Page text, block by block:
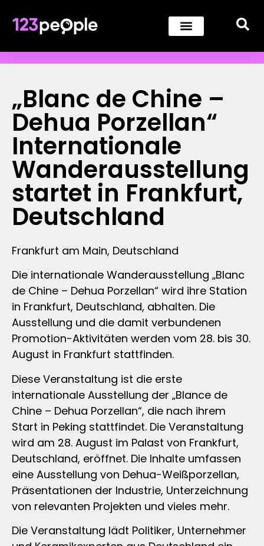
„Blanc de Chine –
Dehua Porzellan“
Internationale
Wanderausstellung
startet in Frankfurt,
Deutschland
Frankfurt am Main, Deutschland
Die internationale Wanderausstellung „Blanc
de Chine – Dehua Porzellan“ wird ihre Station
in Frankfurt, Deutschland, abhalten. Die
Ausstellung und die damit verbundenen
Promotion-Aktivitäten werden vom 28. bis 30.
August in Frankfurt stattfinden.
Diese Veranstaltung ist die erste
internationale Ausstellung der „Blance de
Chine – Dehua Porzellan“, die nach ihrem
Start in Peking stattfindet. Die Veranstaltung
wird am 28. August im Palast von Frankfurt,
Deutschland, eröffnet. Die Inhalte umfassen
eine Ausstellung von Dehua-Weißporzellan,
Präsentationen der Industrie, Unterzeichnung
von relevanten Projekten und vieles mehr.
Die Veranstaltung lädt Politiker, Unternehmer